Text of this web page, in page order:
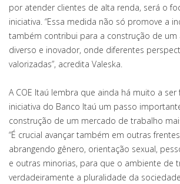
por atender clientes de alta renda, será o
iniciativa. “Essa medida não só promove a
também contribui para a construção de um
diverso e inovador, onde diferentes
valorizadas”, acredita Valeska.
A COE Itaú lembra que ainda há muito a ser
iniciativa do Banco Itaú um passo
construção de um mercado de trabalho
“É crucial avançar também em outras
abrangendo gênero, orientação sexual,
e outras minorias, para que o ambiente de
verdadeiramente a pluralidade da